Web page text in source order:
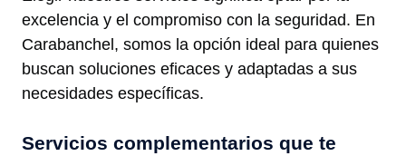
excelencia y el compromiso con la seguridad. En
Carabanchel, somos la opción ideal para quienes
buscan soluciones eficaces y adaptadas a sus
necesidades específicas.
Servicios complementarios que te